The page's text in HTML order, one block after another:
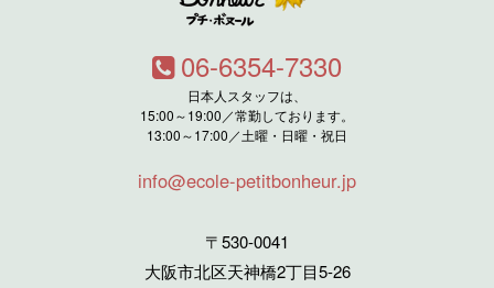
06-6354-7330
日本人スタッフは、
15:00～19:00／常勤しております。
13:00～17:00／土曜・日曜・祝日
info@ecole-petitbonheur.jp
〒530-0041
大阪市北区天神橋2丁目5-26